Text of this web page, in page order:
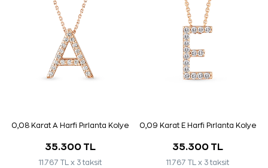
0,08 Karat A Harfi Pırlanta Kolye
35.300 TL
11.767 TL x 3 taksit
0,09 Karat E Harfi Pırlanta Kolye
35.300 TL
11.767 TL x 3 taksit